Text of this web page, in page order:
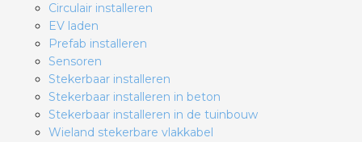
Circulair installeren
EV laden
Prefab installeren
Sensoren
Stekerbaar installeren
Stekerbaar installeren in beton
Stekerbaar installeren in de tuinbouw
Wieland stekerbare vlakkabel